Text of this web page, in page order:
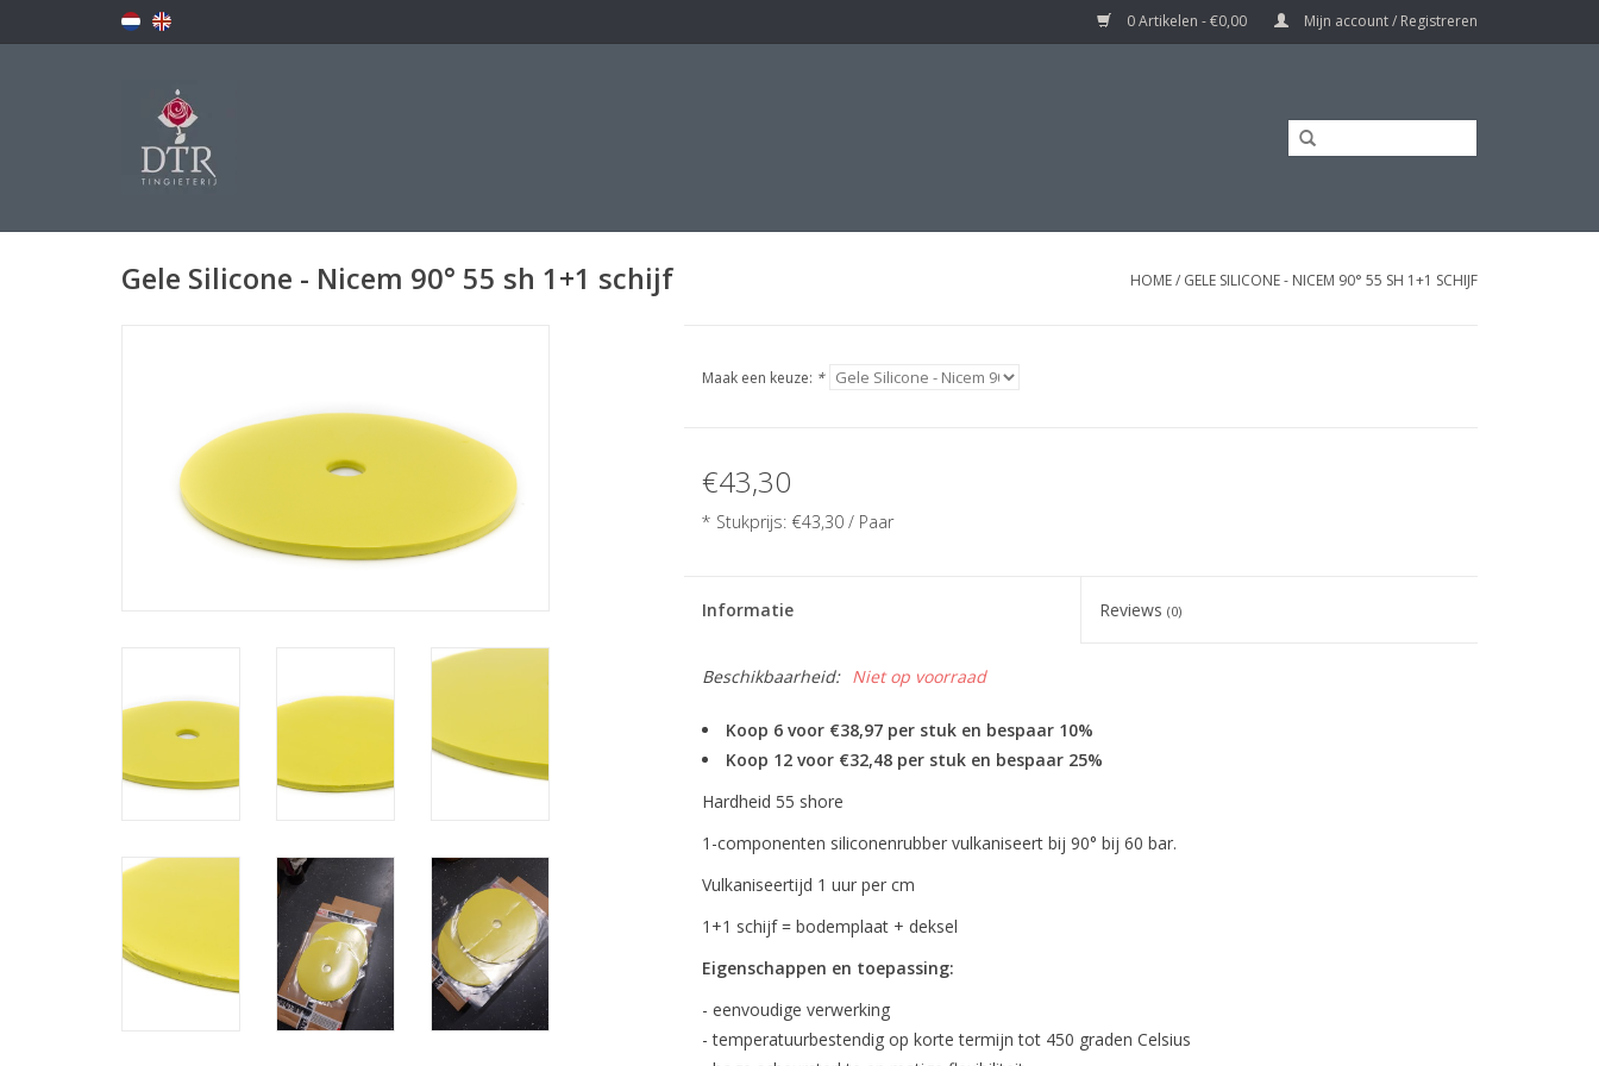
0 Artikelen - €0,00 Mijn account / Registreren
Gele Silicone - Nicem 90° 55 sh 1+1 schijf HOME/ GELE SILICONE - NICEM 90° 55 SH 1+1 SCHIJF
Maak een keuze: *
€43,30
* Stukprijs: €43,30/ Paar
Informatie Reviews(0)
Beschikbaarheid: Niet op voorraad
Koop 6 voor €38,97 per stuk en bespaar 10%
Koop 12 voor €32,48 per stuk en bespaar 25%
Hardheid 55 shore
1-componenten siliconenrubber vulkaniseert bij 90° bij 60 bar.
Vulkaniseertijd 1 uur per cm
1+1 schijf = bodemplaat + deksel
Eigenschappen en toepassing:
- eenvoudige verwerking
- temperatuurbestendig op korte termijn tot 450 graden Celsius